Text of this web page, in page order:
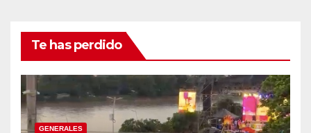
Te has perdido
GENERALES